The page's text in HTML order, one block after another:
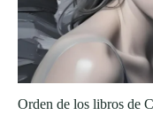
Orden de los libros de